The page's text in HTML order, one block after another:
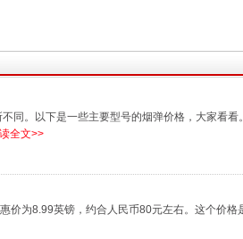
同。以下是一些主要型号的烟弹价格，大家看
全文>>
为8.99英镑，约合人民币80元左右。这个价格